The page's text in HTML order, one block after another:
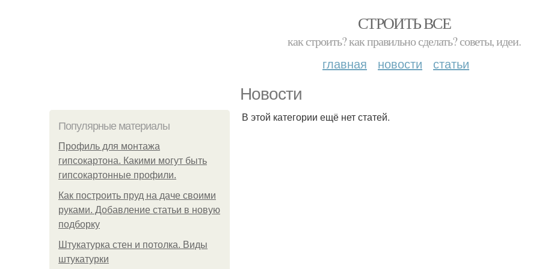
СТРОИТЬ ВСЕ
как строить? как правильно сделать? советы, идеи.
главная новости статьи
Новости
Популярные материалы
Профиль для монтажа
гипсокартона. Какими могут быть
гипсокартонные профили.
Как построить пруд на даче своими
руками. Добавление статьи в новую
подборку
Штукатурка стен и потолка. Виды
штукатурки
В этой категории ещё нет статей.